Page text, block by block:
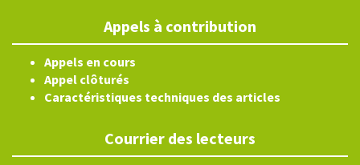
Appels à contribution
Appels en cours
Appel clôturés
Caractéristiques techniques des articles
Courrier des lecteurs